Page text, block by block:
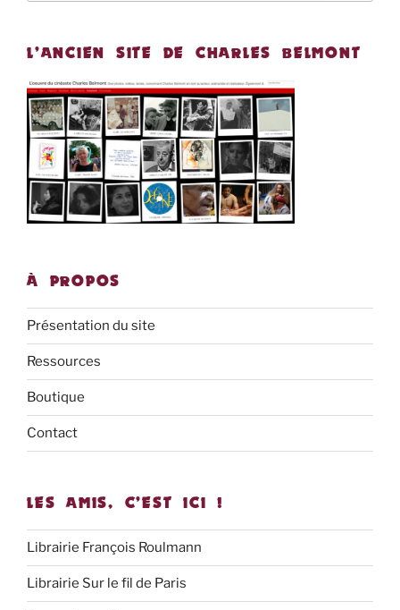
L’ANCIEN SITE DE CHARLES BELMONT
À PROPOS
Présentation du site
Ressources
Boutique
Contact
LES AMIS, C’EST ICI !
Librairie François Roulmann
Librairie Sur le fil de Paris